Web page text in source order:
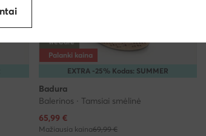
EXTRA -25% Kodas: SUMMER
weCare
Palanki kaina
Badura
Balerinos · Tamsiai smėlinė
Dabartinė kaina
65,99 €
Mažiausia kaina69,99 €